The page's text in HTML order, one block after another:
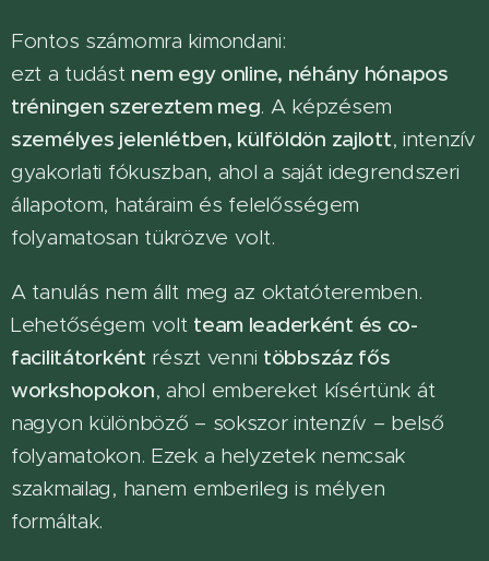
Fontos számomra kimondani:
ezt a tudást nem egy online, néhány hónapos
tréningen szereztem meg. A képzésem
személyes jelenlétben, külföldön zajlott, intenzív
gyakorlati fókuszban, ahol a saját idegrendszeri
állapotom, határaim és felelősségem
folyamatosan tükrözve volt.
A tanulás nem állt meg az oktatóteremben.
Lehetőségem volt team leaderként és co-
facilitátorként részt venni többszáz fős
workshopokon, ahol embereket kísértünk át
nagyon különböző – sokszor intenzív – belső
folyamatokon. Ezek a helyzetek nemcsak
szakmailag, hanem emberileg is mélyen
formáltak.